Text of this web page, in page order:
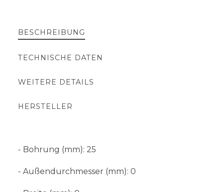
BESCHREIBUNG
TECHNISCHE DATEN
WEITERE DETAILS
HERSTELLER
- Bohrung (mm): 25
- Außendurchmesser (mm): 0